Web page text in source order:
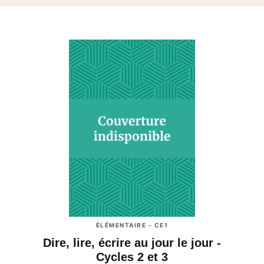
ÉLÉMENTAIRE - CE1
Dire, lire, écrire au jour le jour -
Cycles 2 et 3